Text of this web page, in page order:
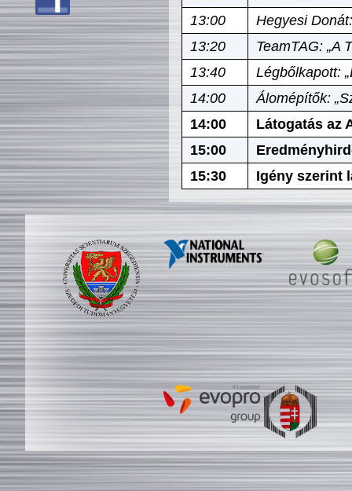
13:00
Hegyesi
13:20
TeamTAG: „A
13:40
Légbőlkapott:
14:00
Álomépítők:
14:00
Látogatás az
15:00
15:30
Igény szerint